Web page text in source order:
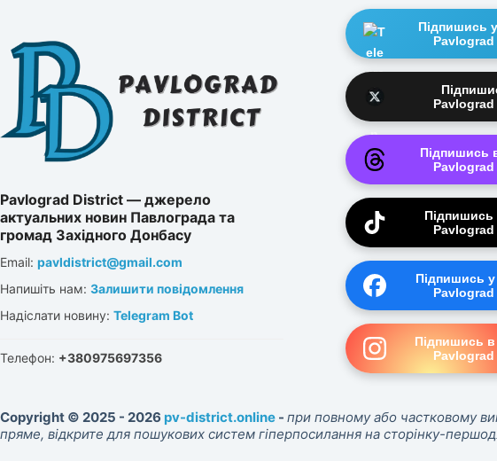
Pavlograd District — джерело
актуальних новин Павлограда та
громад Західного Донбасу
Email: pavldistrict@gmail.com
Напишіть нам: Залишити повідомлення
Надіслати новину: Telegram Bot
Телефон: +380975697356
Підпишись
Підпишись
Підпишись
Підпишись
Підпишись
Copyright © 2025 - 2026 pv-district.online - при повному або частковому
пряме, відкрите для пошукових систем гіперпосилання на сторінку-